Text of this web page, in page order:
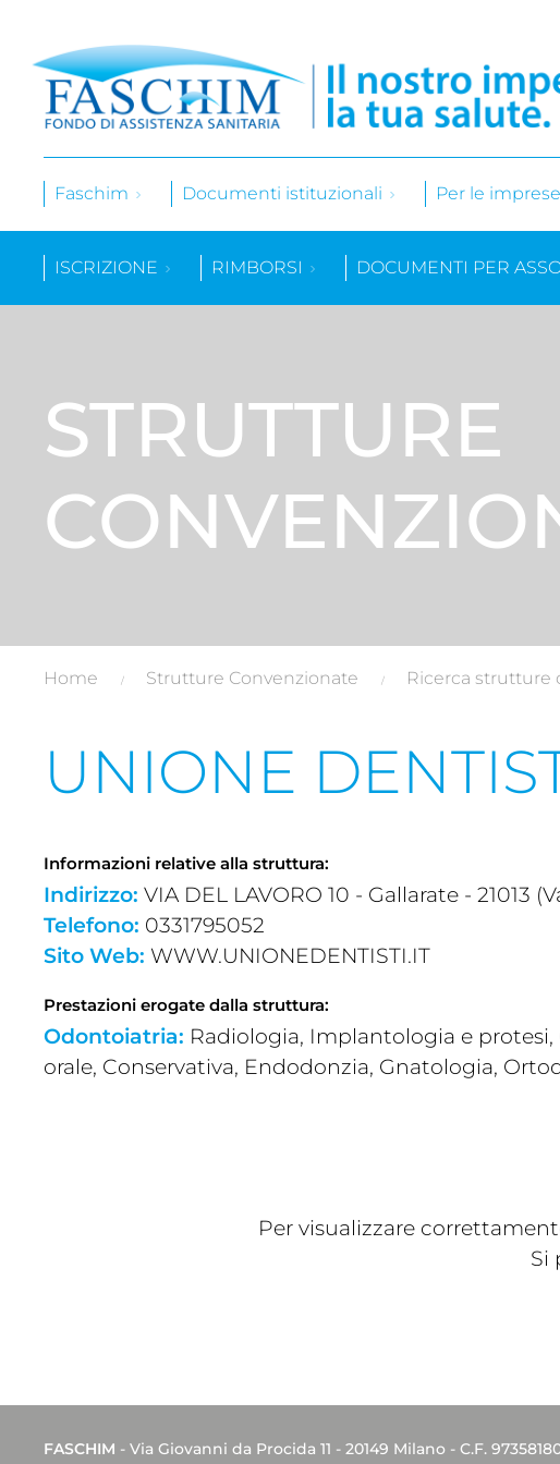
Faschim Documenti istituzionali Per le imprese
ISCRIZIONE RIMBORSI DOCUMENTI PER
STRUTTURE
Home Strutture Convenzionate Ricerca strutture
UNIONE
Informazioni relative alla struttura:
Indirizzo: VIA DEL LAVORO 10 - Gallarate - 21013
Telefono: 0331795052
Sito Web: WWW.UNIONEDENTISTI.IT
Prestazioni erogate dalla struttura:
Odontoiatria: Radiologia, Implantologia e
orale, Conservativa, Endodonzia, Gnatologia,
Per visualizzare
Si
FASCHIM - Via Giovanni da Procida 11 - 20149 Milano - C.F.